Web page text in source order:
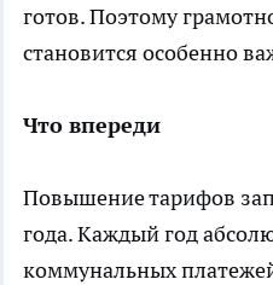
готов. Поэтому
становится особенно
Что впереди
Повышение тарифов
года. Каждый год
коммунальных